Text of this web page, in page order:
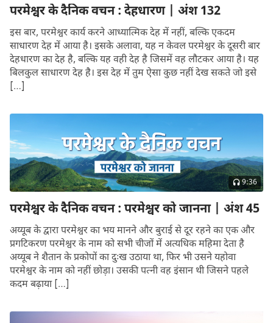
परमेश्वर के दैनिक वचन : देहधारण | अंश 132
इस बार, परमेश्वर कार्य करने आध्यात्मिक देह में नहीं, बल्कि एकदम
साधारण देह में आया है। इसके अलावा, यह न केवल परमेश्वर के दूसरी बार
देहधारण का देह है, बल्कि यह वही देह है जिसमें वह लौटकर आया है। यह
बिलकुल साधारण देह है। इस देह में तुम ऐसा कुछ नहीं देख सकते जो इसे
[…]
9:36
परमेश्वर के दैनिक वचन : परमेश्वर को जानना | अंश 45
अय्यूब के द्वारा परमेश्वर का भय मानने और बुराई से दूर रहने का एक और
प्रगटिकरण परमेश्वर के नाम को सभी चीजों में अत्यधिक महिमा देता है
अय्यूब ने शैतान के प्रकोपों का दुःख उठाया था, फिर भी उसने यहोवा
परमेश्वर के नाम को नहीं छोड़ा। उसकी पत्नी वह इंसान थी जिसने पहले
कदम बढ़ाया […]